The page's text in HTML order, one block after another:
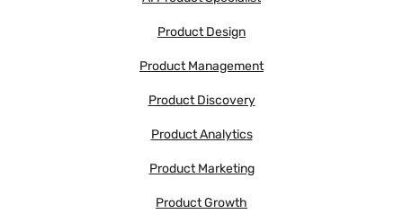
Product Design
Product Management
Product Discovery
Product Analytics
Product Marketing
Product Growth